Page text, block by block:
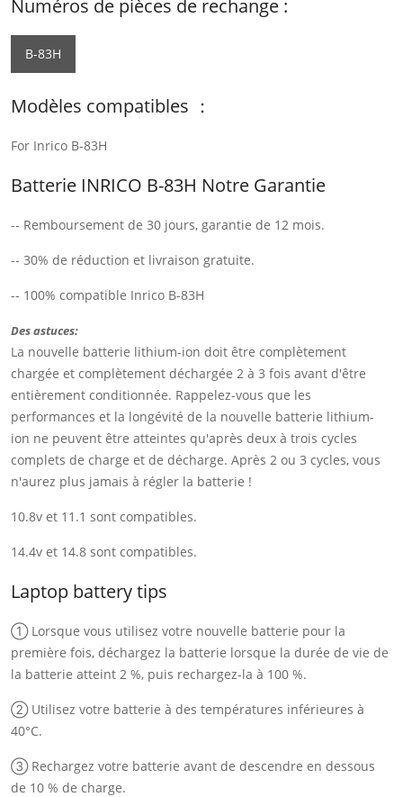
Numéros de pièces de rechange :
B-83H
Modèles compatibles ：
For Inrico B-83H
Batterie INRICO B-83H Notre Garantie
-- Remboursement de 30 jours, garantie de 12 mois.
-- 30% de réduction et livraison gratuite.
-- 100% compatible Inrico B-83H
Des astuces:
La nouvelle batterie lithium-ion doit être complètement
chargée et complètement déchargée 2 à 3 fois avant d'être
entièrement conditionnée. Rappelez-vous que les
performances et la longévité de la nouvelle batterie lithium-
ion ne peuvent être atteintes qu'après deux à trois cycles
complets de charge et de décharge. Après 2 ou 3 cycles, vous
n'aurez plus jamais à régler la batterie !
10.8v et 11.1 sont compatibles.
14.4v et 14.8 sont compatibles.
Laptop battery tips
① Lorsque vous utilisez votre nouvelle batterie pour la
première fois, déchargez la batterie lorsque la durée de vie de
la batterie atteint 2 %, puis rechargez-la à 100 %.
② Utilisez votre batterie à des températures inférieures à
40°C.
③ Rechargez votre batterie avant de descendre en dessous
de 10 % de charge.